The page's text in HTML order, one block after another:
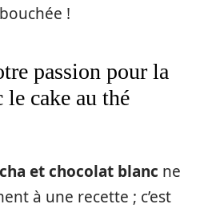
!
passion pour la
le cake au thé
et chocolat blanc ne
à une recette ; c’est